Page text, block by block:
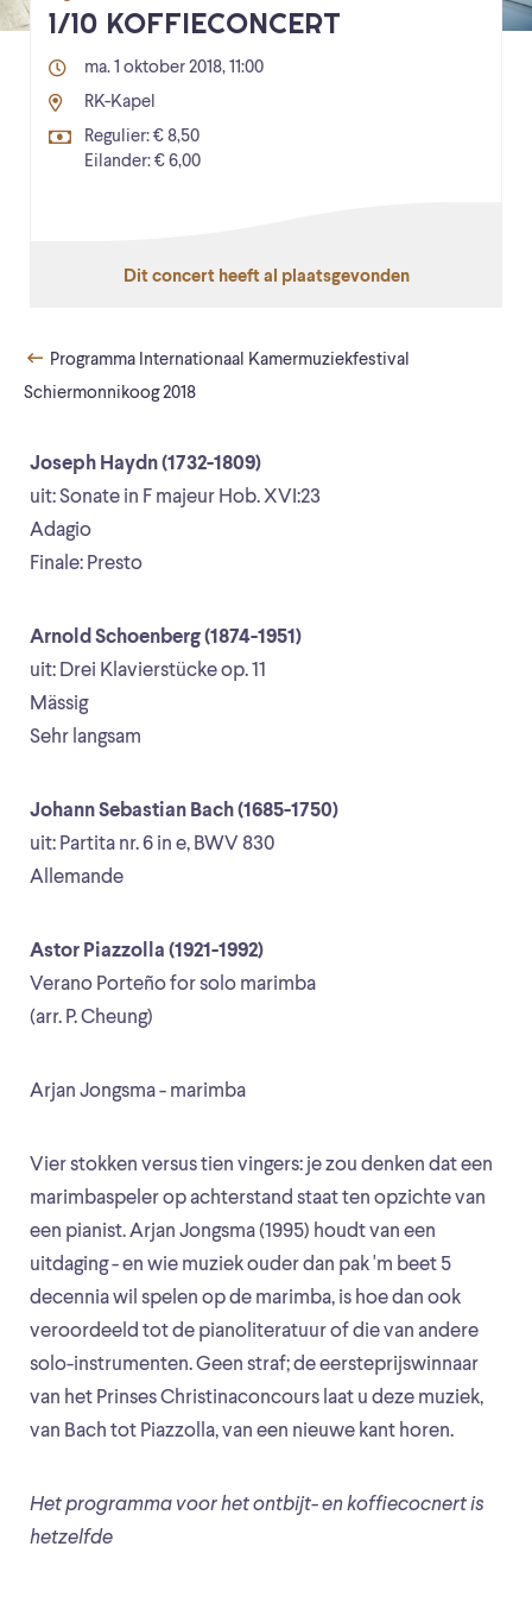
Joseph Haydn (1732-1809)
uit: Sonate in F majeur Hob. XVI:23
Adagio
Finale: Presto
Arnold Schoenberg (1874-1951)
uit: Drei Klavierstücke op. 11
Mässig
Sehr langsam
Johann Sebastian Bach (1685-1750)
uit: Partita nr. 6 in e, BWV 830
Allemande
Astor Piazzolla (1921-1992)
Verano Porteño for solo marimba
(arr. P. Cheung)
Arjan Jongsma - marimba
Vier stokken versus tien vingers: je zou denken dat een
marimbaspeler op achterstand staat ten opzichte van
een pianist. Arjan Jongsma (1995) houdt van een
uitdaging - en wie muziek ouder dan pak 'm beet 5
decennia wil spelen op de marimba, is hoe dan ook
veroordeeld tot de pianoliteratuur of die van andere
solo-instrumenten. Geen straf; de eersteprijswinnaar
van het Prinses Christinaconcours laat u deze muziek,
van Bach tot Piazzolla, van een nieuwe kant horen.
Het programma voor het ontbijt- en koffiecocnert is
hetzelfde
1/10 KOFFIECONCERT
ma. 1 oktober 2018, 11:00
RK-Kapel
Regulier: € 8,50
Eilander: € 6,00
Dit concert heeft al plaatsgevonden
Programma Internationaal Kamermuziekfestival
Schiermonnikoog 2018